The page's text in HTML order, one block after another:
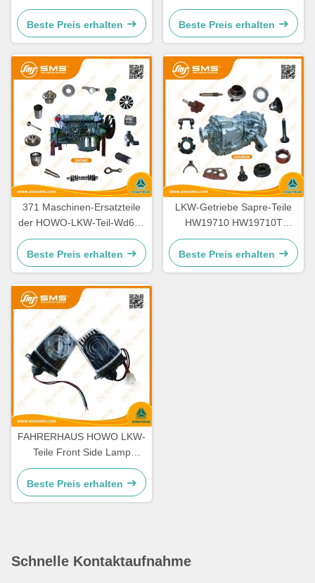
Ersatzteile Cabine
Beste Preis erhalten
Standardgröße
Beste Preis erhalten
371 Maschinen-Ersatzteile
der HOWO-LKW-Teil-Wd615
336 Maschinen-Ersatzteile
Beste Preis erhalten
LKW-Getriebe Sapre-Teile
HW19710 HW19710T
HW19712 Sinotruk Howo
Beste Preis erhalten
FAHRERHAUS HOWO LKW-
Teile Front Side Lamp
WG9719790005/0008
Beste Preis erhalten
Schnelle Kontaktaufnahme